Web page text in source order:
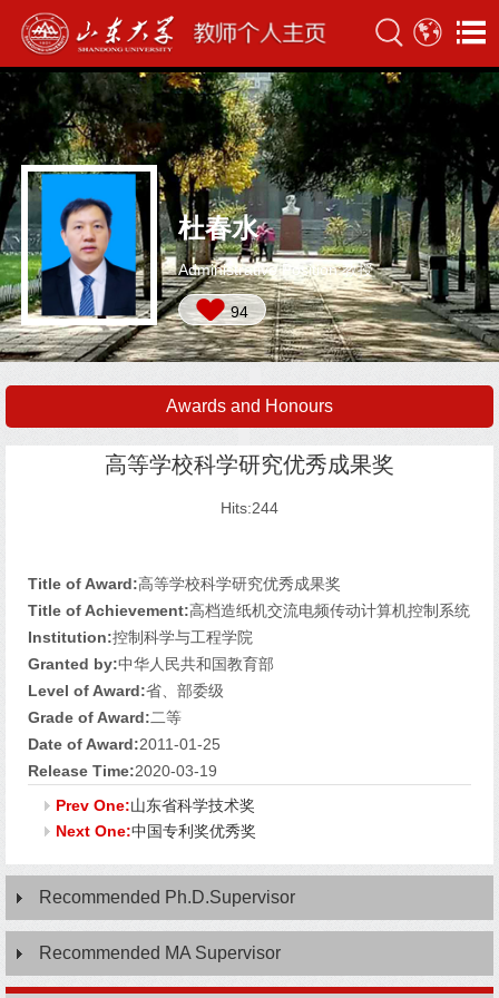
杜春水
Administrative Position:教授
94
Awards and Honours
高等学校科学研究优秀成果奖
Hits:244
Title of Award:高等学校科学研究优秀成果奖
Title of Achievement:高档造纸机交流电频传动计算机控制系统
Institution:控制科学与工程学院
Granted by:中华人民共和国教育部
Level of Award:省、部委级
Grade of Award:二等
Date of Award:2011-01-25
Release Time:2020-03-19
Prev One:山东省科学技术奖
Next One:中国专利奖优秀奖
Recommended Ph.D.Supervisor
Recommended MA Supervisor